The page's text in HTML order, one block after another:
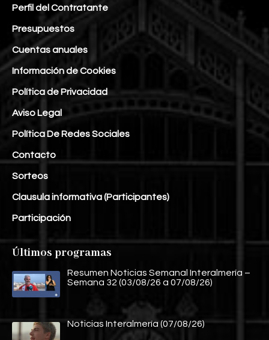
Perfil del Contratante
Presupuestos
Cuentas anuales
Información de Cookies
Política de Privacidad
Aviso Legal
Política De Redes Sociales
Contacto
Sorteos
Clausula informativa (Participantes)
Participación
Últimos programas
Resumen Noticias Semanal Interalmería –
Semana 32 (03/08/26 a 07/08/26)
Noticias Interalmería (07/08/26)